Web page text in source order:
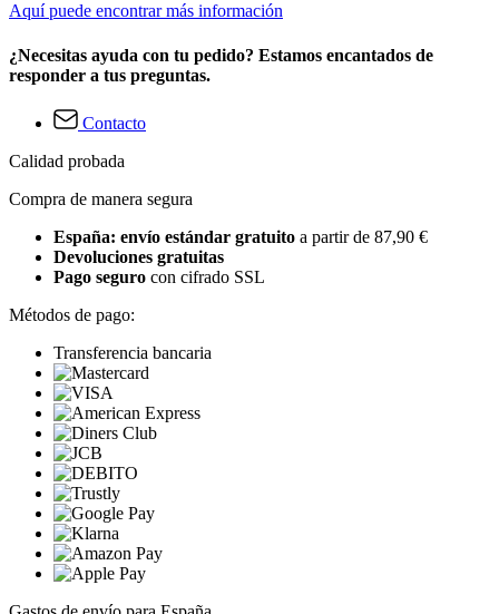
Aquí puede encontrar más información
¿Necesitas ayuda con tu pedido? Estamos encantados de
responder a tus preguntas.
Contacto
Calidad probada
Compra de manera segura
España: envío estándar gratuito a partir de 87,90 €
Devoluciones gratuitas
Pago seguro con cifrado SSL
Métodos de pago:
Transferencia bancaria